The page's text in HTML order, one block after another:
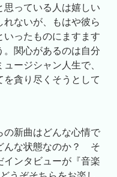
思っている人は嬉しい
ないが、もはや彼ら
いったものにますます
。関心があるのは自分
ージシャン人生で、
を貪り尽くそうとして
新曲はどんな心情で
んな状態なのか？ そ
インタビューが『音楽